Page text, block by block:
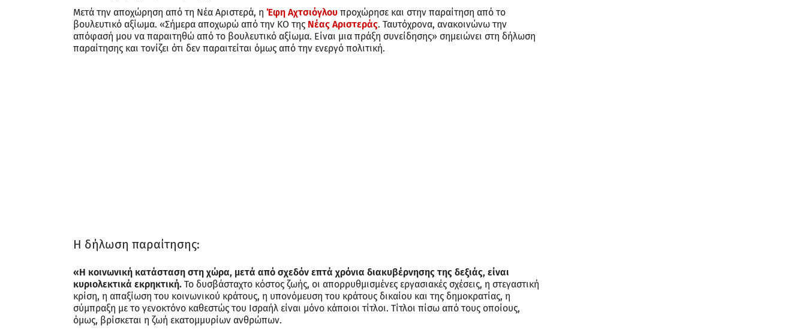
Μετά την αποχώρηση από τη Νέα Αριστερά, η Έφη Αχτσιόγλου προχώρησε και στην παραίτηση από το
βουλευτικό αξίωμα. «Σήμερα αποχωρώ από την ΚΟ της Νέας Αριστεράς. Ταυτόχρονα, ανακοινώνω την
απόφασή μου να παραιτηθώ από το βουλευτικό αξίωμα. Είναι μια πράξη συνείδησης» σημειώνει στη δήλωση
παραίτησης και τονίζει ότι δεν παραιτείται όμως από την ενεργό πολιτική.
Η δήλωση παραίτησης:
«Η κοινωνική κατάσταση στη χώρα, μετά από σχεδόν επτά χρόνια διακυβέρνησης της δεξιάς, είναι
κυριολεκτικά εκρηκτική. Το δυσβάσταχτο κόστος ζωής, οι απορρυθμισμένες εργασιακές σχέσεις, η στεγαστική
κρίση, η απαξίωση του κοινωνικού κράτους, η υπονόμευση του κράτους δικαίου και της δημοκρατίας, η
σύμπραξη με το γενοκτόνο καθεστώς του Ισραήλ είναι μόνο κάποιοι τίτλοι. Τίτλοι πίσω από τους οποίους,
όμως, βρίσκεται η ζωή εκατομμυρίων ανθρώπων.